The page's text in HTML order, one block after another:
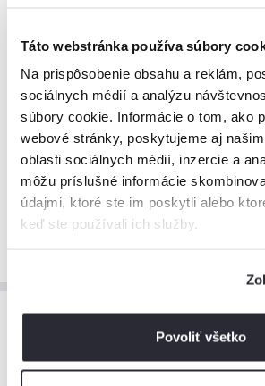
Táto webstránka používa súbory
Na prispôsobenie obsahu a reklám,
sociálnych médií a analýzu
súbory cookie. Informácie o tom, ako
webové stránky, poskytujeme aj
oblasti sociálnych médií, inzercie a
môžu príslušné informácie
údajmi, ktoré ste im poskytli alebo
keď ste používali ich služby.
Povoliť všetko
Minimálne
5 nocí
Bez stravy
Info:
Zobrazená cena je orientačná a môže sa
termínu, počtu osôb a podmienok rezervácie.
budeme informovať po odoslaní dopytu. V
hotelový servis (strava, denné upratovanie,
rezervácie aktivít a reštaurácií, osobná
dostupná na vyžiadanie.
Zobraziť viac
Zľavy na dlhé pobyty
Ubytujte sa na viac nocí so zľavou